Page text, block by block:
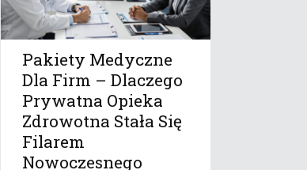
Pakiety Medyczne
Dla Firm – Dlaczego
Prywatna Opieka
Zdrowotna Stała Się
Filarem
Nowoczesnego